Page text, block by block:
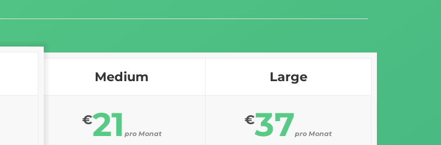
Medium
€21 pro Monat
Large
€37pro Monat